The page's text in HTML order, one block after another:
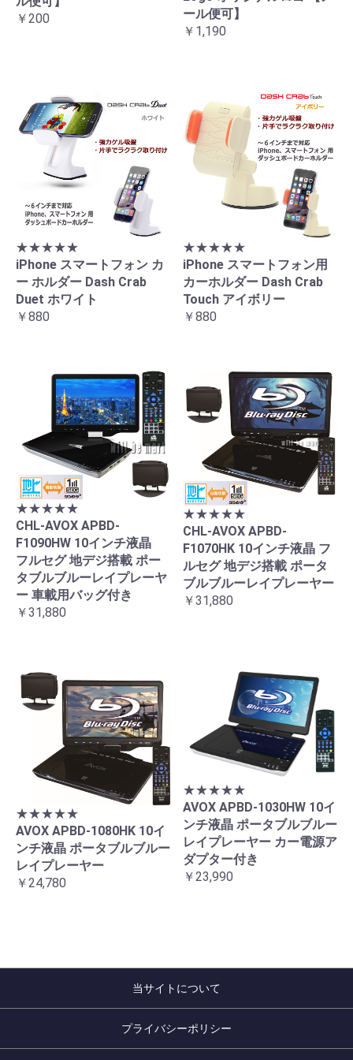
￥200
ール便可】
￥1,190
★★★★★
iPhone スマートフォン カ
ー ホルダー Dash Crab
Duet ホワイト
￥880
★★★★★
iPhone スマートフォン用
カーホルダー Dash Crab
Touch アイボリー
￥880
★★★★★
CHL-AVOX APBD-
F1090HW 10インチ液晶
フルセグ 地デジ搭載 ポー
タブルブルーレイプレーヤ
ー 車載用バッグ付き
￥31,880
★★★★★
CHL-AVOX APBD-
F1070HK 10インチ液晶 フ
ルセグ 地デジ搭載 ポータ
ブルブルーレイプレーヤー
￥31,880
★★★★★
AVOX APBD-1080HK 10イ
ンチ液晶 ポータブルブルー
レイプレーヤー
￥24,780
★★★★★
AVOX APBD-1030HW 10イ
ンチ液晶 ポータブルブルー
レイプレーヤー カー電源ア
ダプター付き
￥23,990
当サイトについて
プライバシーポリシー